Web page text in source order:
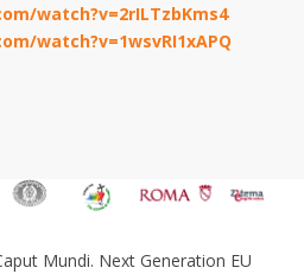
watch?v=2rILTzbKms4
watch?v=1wsvRI1xAPQ
Mundi. Next Generation EU